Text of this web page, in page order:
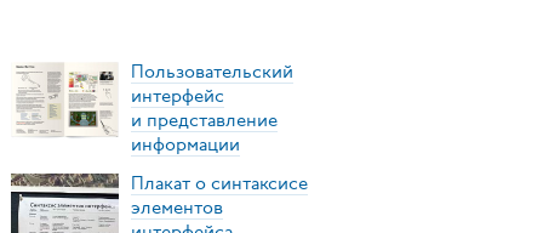
Пользовательский
интерфейс
и представление
информации
Плакат о синтаксисе
элементов